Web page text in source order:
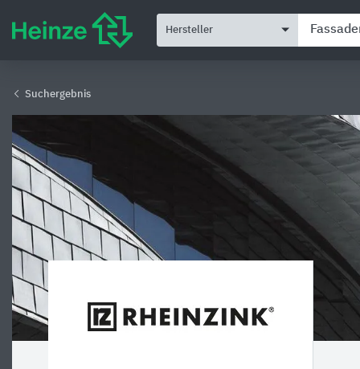
Hersteller
Suchergebnis